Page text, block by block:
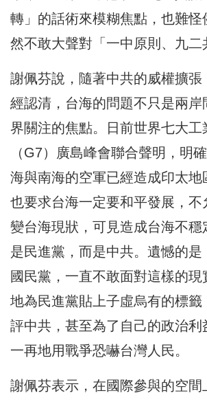
轉」的話術來模糊焦點，也難怪
然不敢大聲對「一中原則、九二
謝佩芬說，隨著中共的威權擴張
經認清，台海的問題不只是兩岸
界關注的焦點。日前世界七大工
（G7）廣島峰會聯合聲明，明
海與南海的空軍已經造成印太地
也要求台海一定要和平發展，不
變台海現狀，可見造成台海不穩
是民進黨，而是中共。遺憾的是
國民黨，一直不敢面對這樣的現
地為民進黨貼上子虛烏有的標籤
評中共，甚至為了自己的政治利
一再地用戰爭恐嚇台灣人民。
謝佩芬表示，在國際參與的空間